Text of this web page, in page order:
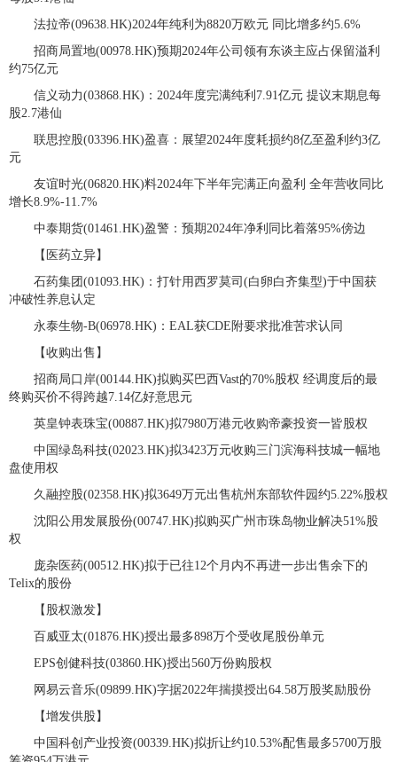
法拉帝(09638.HK)2024年纯利为8820万欧元 同比增多约5.6%
招商局置地(00978.HK)预期2024年公司领有东谈主应占保留溢利
约75亿元
信义动力(03868.HK)：2024年度完满纯利7.91亿元 提议末期息每
股2.7港仙
联思控股(03396.HK)盈喜：展望2024年度耗损约8亿至盈利约3亿
元
友谊时光(06820.HK)料2024年下半年完满正向盈利 全年营收同比
增长8.9%-11.7%
中泰期货(01461.HK)盈警：预期2024年净利同比着落95%傍边
【医药立异】
石药集团(01093.HK)：打针用西罗莫司(白卵白齐集型)于中国获
冲破性养息认定
永泰生物-B(06978.HK)：EAL获CDE附要求批准苦求认同
【收购出售】
招商局口岸(00144.HK)拟购买巴西Vast的70%股权 经调度后的最
终购买价不得跨越7.14亿好意思元
英皇钟表珠宝(00887.HK)拟7980万港元收购帝豪投资一皆股权
中国绿岛科技(02023.HK)拟3423万元收购三门滨海科技城一幅地
盘使用权
久融控股(02358.HK)拟3649万元出售杭州东部软件园约5.22%股权
沈阳公用发展股份(00747.HK)拟购买广州市珠岛物业解决51%股
权
庞杂医药(00512.HK)拟于已往12个月内不再进一步出售余下的
Telix的股份
【股权激发】
百威亚太(01876.HK)授出最多898万个受收尾股份单元
EPS创健科技(03860.HK)授出560万份购股权
网易云音乐(09899.HK)字据2022年揣摸授出64.58万股奖励股份
【增发供股】
中国科创产业投资(00339.HK)拟折让约10.53%配售最多5700万股